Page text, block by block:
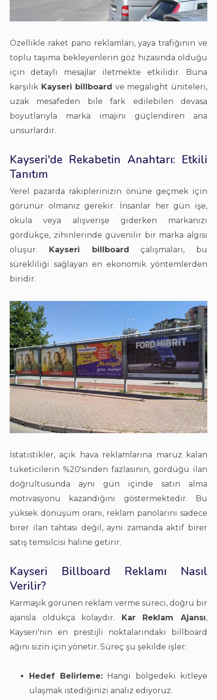
Özellikle raket pano reklamları, yaya trafiğinin ve
toplu taşıma bekleyenlerin göz hizasında olduğu
için detaylı mesajlar iletmekte etkilidir. Buna
karşılık Kayseri billboard ve megalight üniteleri,
uzak mesafeden bile fark edilebilen devasa
boyutlarıyla marka imajını güçlendiren ana
unsurlardır.
Kayseri'de Rekabetin Anahtarı: Etkili
Tanıtım
Yerel pazarda rakiplerinizin önüne geçmek için
görünür olmanız gerekir. İnsanlar her gün işe,
okula veya alışverişe giderken markanızı
gördükçe, zihinlerinde güvenilir bir marka algısı
oluşur. Kayseri billboard çalışmaları, bu
sürekliliği sağlayan en ekonomik yöntemlerden
biridir.
İstatistikler, açık hava reklamlarına maruz kalan
tüketicilerin %20'sinden fazlasının, gördüğü ilan
doğrultusunda aynı gün içinde satın alma
motivasyonu kazandığını göstermektedir. Bu
yüksek dönüşüm oranı, reklam panolarını sadece
birer ilan tahtası değil, aynı zamanda aktif birer
satış temsilcisi haline getirir.
Kayseri Billboard Reklamı Nasıl
Verilir?
Karmaşık görünen reklam verme süreci, doğru bir
ajansla oldukça kolaydır. Kar Reklam Ajansı,
Kayseri'nin en prestijli noktalarındaki billboard
ağını sizin için yönetir. Süreç şu şekilde işler:
Hedef Belirleme:Hangi bölgedeki kitleye
ulaşmak istediğinizi analiz ediyoruz.